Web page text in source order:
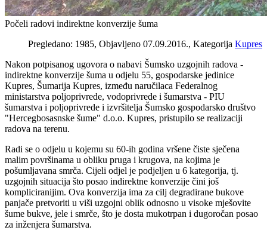
Počeli radovi indirektne konverzije šuma
Pregledano: 1985, Objavljeno 07.09.2016., Kategorija Kupres
Nakon potpisanog ugovora o nabavi Šumsko uzgojnih radova -
indirektne konverzije šuma u odjelu 55, gospodarske jedinice
Kupres, Šumarija Kupres, između naručilaca Federalnog
ministarstva poljoprivrede, vodoprivrede i šumarstva - PIU
šumarstva i poljoprivrede i izvršitelja Šumsko gospodarsko društvo
"Hercegbosasnske šume" d.o.o. Kupres, pristupilo se realizaciji
radova na terenu.
Radi se o odjelu u kojemu su 60-ih godina vršene čiste sječena
malim površinama u obliku pruga i krugova, na kojima je
pošumljavana smrča. Cijeli odjel je podjeljen u 6 kategorija, tj.
uzgojnih situacija što posao indirektne konverzije čini još
kompliciranijim. Ova konverzija ima za cilj degradirane bukove
panjače pretvoriti u viši uzgojni oblik odnosno u visoke mješovite
šume bukve, jele i smrče, što je dosta mukotrpan i dugoročan posao
za inženjera šumarstva.